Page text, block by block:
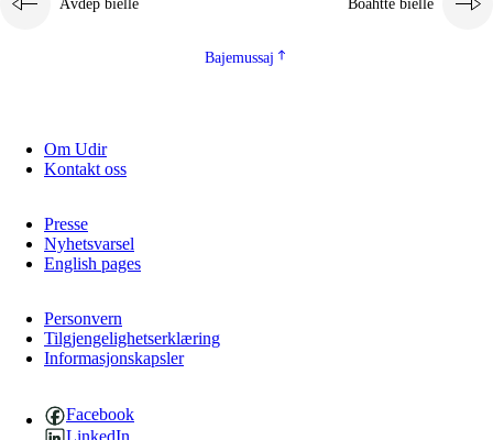
3. Prinsihpa skåvlå dåjmajda
3.2 Åhpadibme ja hiebadum åhpadus
3.3 Aktisasjbarggo sijda ja skåvlå gaskan
3.4 Åhpadus åhpadusvidnudagán ja barggoiellemin
3.5 Profesjåvnåaktisasjvuohta ja skåvllååvddånibme
Åvdep bielle Boahtte bielle
Bajemussaj
Om Udir
Kontakt oss
Presse
Nyhetsvarsel
English pages
Personvern
Tilgjengelighetserklæring
Informasjonskapsler
Facebook